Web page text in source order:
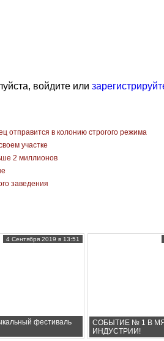
войдите или
отправится в колонию строгого режима
участке
2 миллионов
заведения
фестиваль
4 Сентября 2019 в 13:51
СОБЫТИЕ № 1 В
ИНДУСТРИИ!